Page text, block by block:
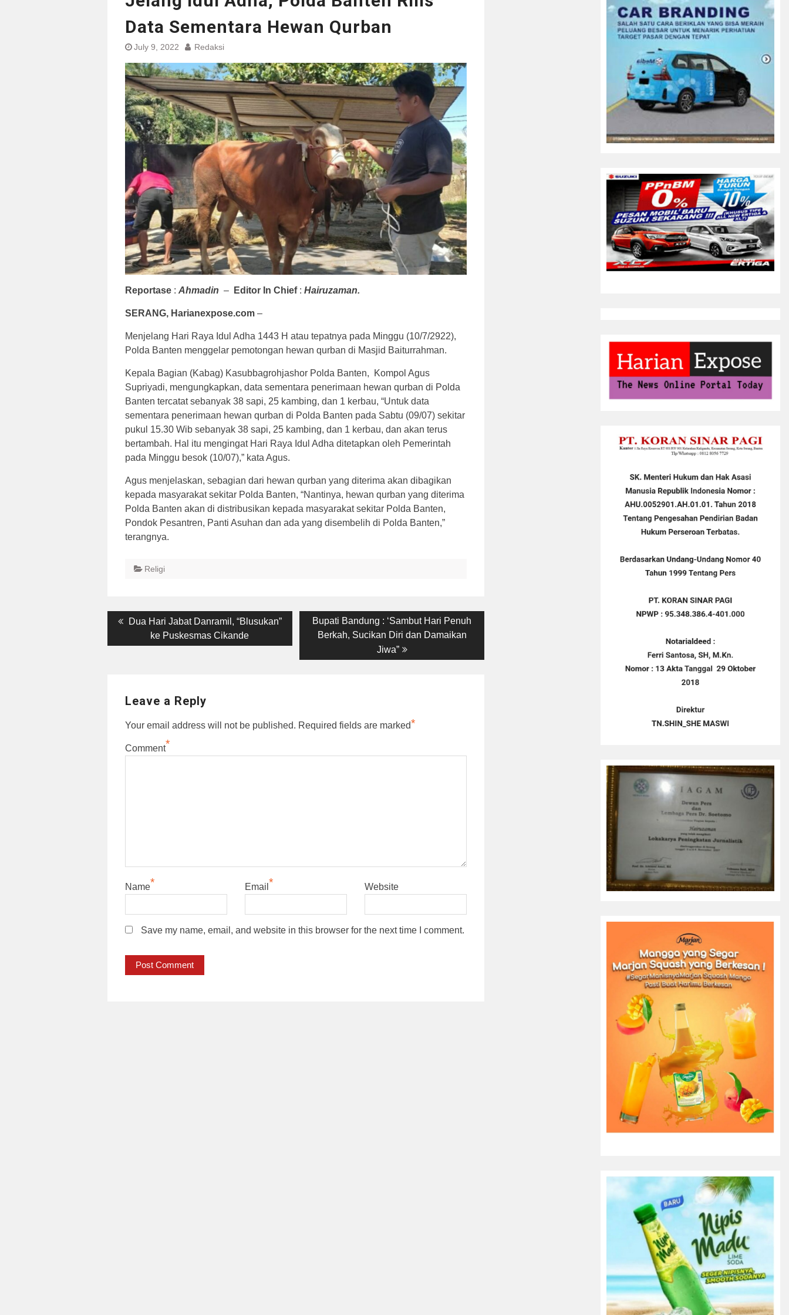
Data Sementara Hewan Qurban
July 9, 2022 Redaksi
Reportase : Ahmadin – Editor In Chief: Hairuzaman.
SERANG, Harianexpose.com –
Menjelang Hari Raya Idul Adha 1443 H atau tepatnya pada Minggu (10/7/2922),
Polda Banten menggelar pemotongan hewan qurban di Masjid Baiturrahman.
Kepala Bagian (Kabag) Kasubbagrohjashor Polda Banten, Kompol Agus
Supriyadi, mengungkapkan, data sementara penerimaan hewan qurban di Polda
Banten tercatat sebanyak 38 sapi, 25 kambing, dan 1 kerbau, “Untuk data
sementara penerimaan hewan qurban di Polda Banten pada Sabtu (09/07) sekitar
pukul 15.30 Wib sebanyak 38 sapi, 25 kambing, dan 1 kerbau, dan akan terus
bertambah. Hal itu mengingat Hari Raya Idul Adha ditetapkan oleh Pemerintah
pada Minggu besok (10/07),” kata Agus.
Agus menjelaskan, sebagian dari hewan qurban yang diterima akan dibagikan
kepada masyarakat sekitar Polda Banten, “Nantinya, hewan qurban yang diterima
Polda Banten akan di distribusikan kepada masyarakat sekitar Polda Banten,
Pondok Pesantren, Panti Asuhan dan ada yang disembelih di Polda Banten,”
terangnya.
Religi
Post
navigation
Previous
Dua Hari Jabat Danramil, “Blusukan”
ke Puskesmas Cikande
Next
post:
Bupati Bandung : ‘Sambut Hari Penuh
Berkah, Sucikan Diri dan Damaikan
Jiwa”
Leave a Reply
Your email address will not be published. Required fields are marked*
Comment*
Name* Email * Website
Save my name, email, and website in this browser for the next time I comment.